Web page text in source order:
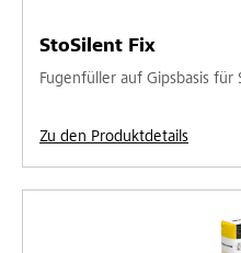
StoSilent Fix
Fugenfüller auf Gipsbasis
Zu den Produktdetails